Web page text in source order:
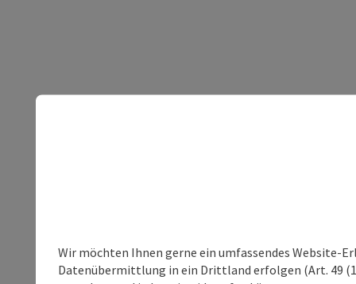
Wir möchten Ihnen gerne ein umfassendes Website-
Datenübermittlung in ein Drittland erfolgen (Art. 49